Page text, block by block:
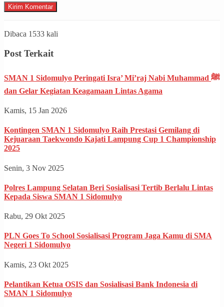
Dibaca 1533 kali
Post Terkait
SMAN 1 Sidomulyo Peringati Isra’ Mi’raj Nabi Muhammad ﷺ
dan Gelar Kegiatan Keagamaan Lintas Agama
Kamis, 15 Jan 2026
Kontingen SMAN 1 Sidomulyo Raih Prestasi Gemilang di
Kejuaraan Taekwondo Kajati Lampung Cup 1 Championship
2025
Senin, 3 Nov 2025
Polres Lampung Selatan Beri Sosialisasi Tertib Berlalu Lintas
Kepada Siswa SMAN 1 Sidomulyo
Rabu, 29 Okt 2025
PLN Goes To School Sosialisasi Program Jaga Kamu di SMA
Negeri 1 Sidomulyo
Kamis, 23 Okt 2025
Pelantikan Ketua OSIS dan Sosialisasi Bank Indonesia di
SMAN 1 Sidomulyo